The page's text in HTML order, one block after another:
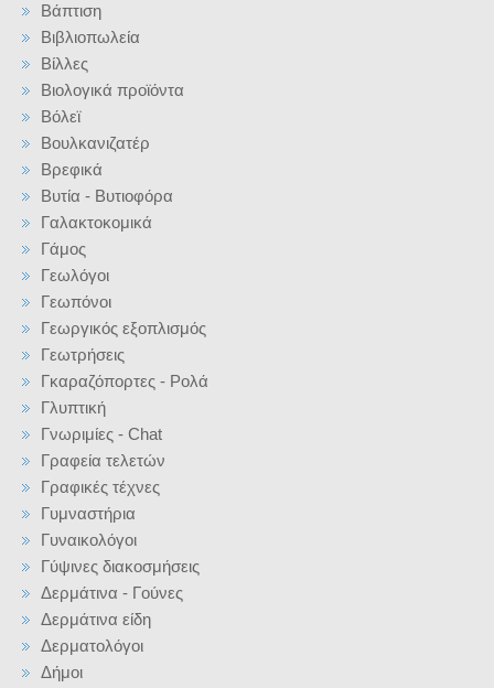
Βάπτιση
Βιβλιοπωλεία
Βίλλες
Βιολογικά προϊόντα
Βόλεϊ
Βουλκανιζατέρ
Βρεφικά
Βυτία - Βυτιοφόρα
Γαλακτοκομικά
Γάμος
Γεωλόγοι
Γεωπόνοι
Γεωργικός εξοπλισμός
Γεωτρήσεις
Γκαραζόπορτες - Ρολά
Γλυπτική
Γνωριμίες - Chat
Γραφεία τελετών
Γραφικές τέχνες
Γυμναστήρια
Γυναικολόγοι
Γύψινες διακοσμήσεις
Δερμάτινα - Γούνες
Δερμάτινα είδη
Δερματολόγοι
Δήμοι